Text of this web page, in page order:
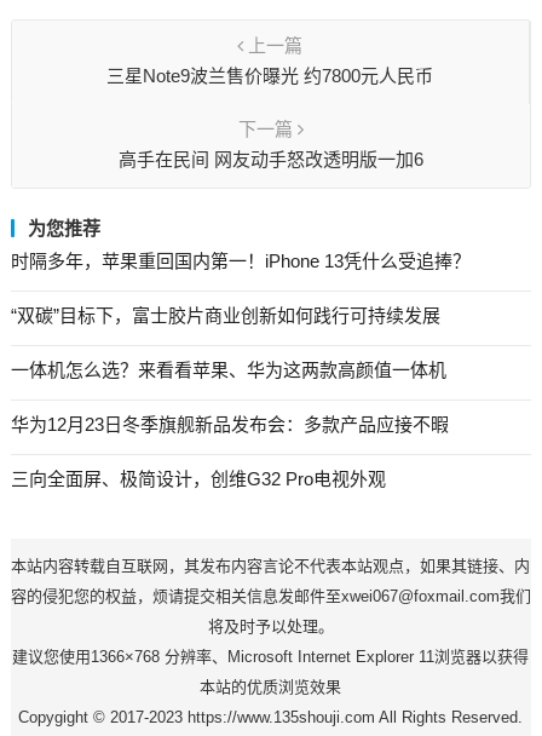
上一篇
三星Note9波兰售价曝光 约7800元人民币
下一篇
高手在民间 网友动手怒改透明版一加6
为您推荐
时隔多年，苹果重回国内第一！iPhone 13凭什么受追捧？
“双碳”目标下，富士胶片商业创新如何践行可持续发展
一体机怎么选？来看看苹果、华为这两款高颜值一体机
华为12月23日冬季旗舰新品发布会：多款产品应接不暇
三向全面屏、极简设计，创维G32 Pro电视外观
本站内容转载自互联网，其发布内容言论不代表本站观点，如果其链接、内
容的侵犯您的权益，烦请提交相关信息发邮件至xwei067@foxmail.com我们
将及时予以处理。
建议您使用1366×768 分辨率、Microsoft Internet Explorer 11浏览器以获得
本站的优质浏览效果
Copygight © 2017-2023 https://www.135shouji.com All Rights Reserved.